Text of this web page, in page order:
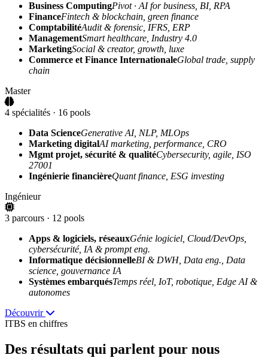
Business ComputingPivot · AI for business, BI, RPA
FinanceFintech & blockchain, green finance
ComptabilitéAudit & forensic, IFRS, ERP
ManagementSmart healthcare, Industry 4.0
MarketingSocial & creator, growth, luxe
Commerce et Finance InternationaleGlobal trade, supply
chain
Master
4 spécialités · 16 pools
Data ScienceGenerative AI, NLP, MLOps
Marketing digitalAI marketing, performance, CRO
Mgmt projet, sécurité & qualitéCybersecurity, agile, ISO
27001
Ingénierie financièreQuant finance, ESG investing
Ingénieur
3 parcours · 12 pools
Apps & logiciels, réseauxGénie logiciel, Cloud/DevOps,
cybersécurité, IA & prompt eng.
Informatique décisionnelleBI & DWH, Data eng., Data
science, gouvernance IA
Systèmes embarquésTemps réel, IoT, robotique, Edge AI &
autonomes
Découvrir
ITBS en chiffres
Des résultats qui parlent pour nous